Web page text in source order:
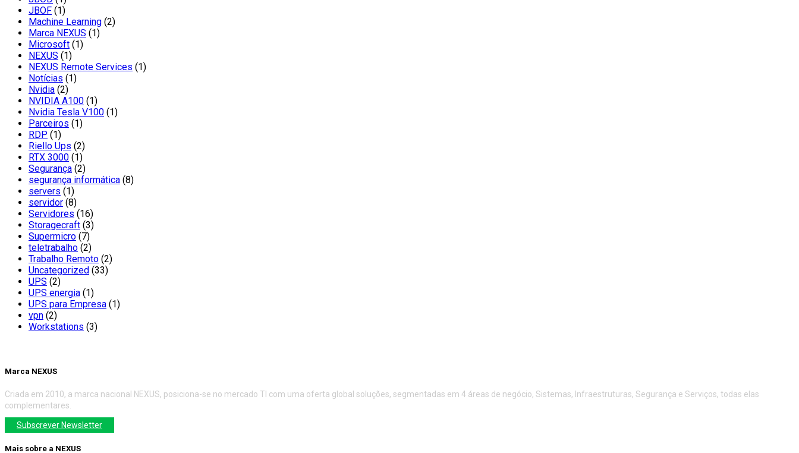
JBOF (1)
Machine Learning (2)
Marca NEXUS (1)
Microsoft (1)
NEXUS (1)
NEXUS Remote Services (1)
Notícias (1)
Nvidia (2)
NVIDIA A100 (1)
Nvidia Tesla V100 (1)
Parceiros (1)
RDP (1)
Riello Ups (2)
RTX 3000 (1)
Segurança (2)
segurança informática (8)
servers (1)
servidor (8)
Servidores (16)
Storagecraft (3)
Supermicro (7)
teletrabalho (2)
Trabalho Remoto (2)
Uncategorized (33)
UPS (2)
UPS energia (1)
UPS para Empresa (1)
vpn (2)
Workstations (3)
Marca NEXUS
Criada em 2010, a marca nacional NEXUS, posiciona-se no mercado TI com uma oferta global soluções, segmentadas em 4 áreas de negócio, Sistemas, Infraestruturas, Segurança e Serviços, todas elas
complementares.
Subscrever Newsletter
Mais sobre a NEXUS